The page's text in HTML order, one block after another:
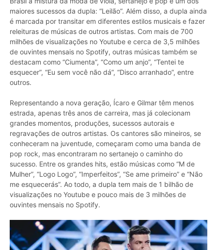
maiores sucessos da dupla: “Leilão”. Além disso, a dupla ainda
é marcada por transitar em diferentes estilos musicais e fazer
releituras de músicas de outros artistas. Com mais de 700
milhões de visualizações no Youtube e cerca de 3,5 milhões
de ouvintes mensais no Spotify, outras músicas também se
destacam como “Ciumenta”, “Como um anjo”, “Tentei te
esquecer”, “Eu sem você não dá”, “Disco arranhado”, entre
outros.
Representando a nova geração, Ícaro e Gilmar têm menos
estrada, apenas três anos de carreira, mas já colecionam
grandes momentos, produções, sucessos autorais e
regravações de outros artistas. Os cantores são mineiros, se
conheceram na juventude, começaram como uma banda de
pop rock, mas encontraram no sertanejo o caminho do
sucesso. Entre os grandes hits, estão músicas como “M de
Mulher”, “Logo Logo”, “Imperfeitos”, “Se ame primeiro” e “Não
me esquecerás”. Ao todo, a dupla tem mais de 1 bilhão de
visualizações no Youtube e pouco mais de 3 milhões de
ouvintes mensais no Spotify.